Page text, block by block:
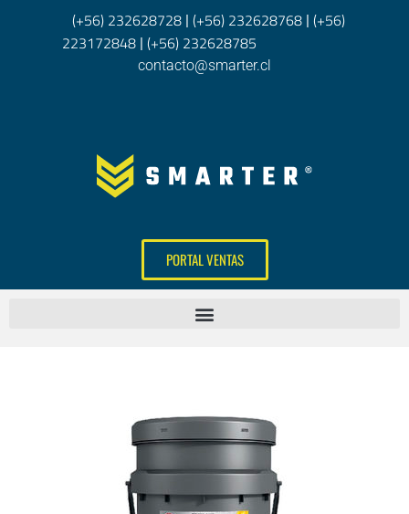
(+56) 232628728| (+56) 232628768| (+56)
223172848| (+56) 232628785
contacto@smarter.cl
PORTAL VENTAS